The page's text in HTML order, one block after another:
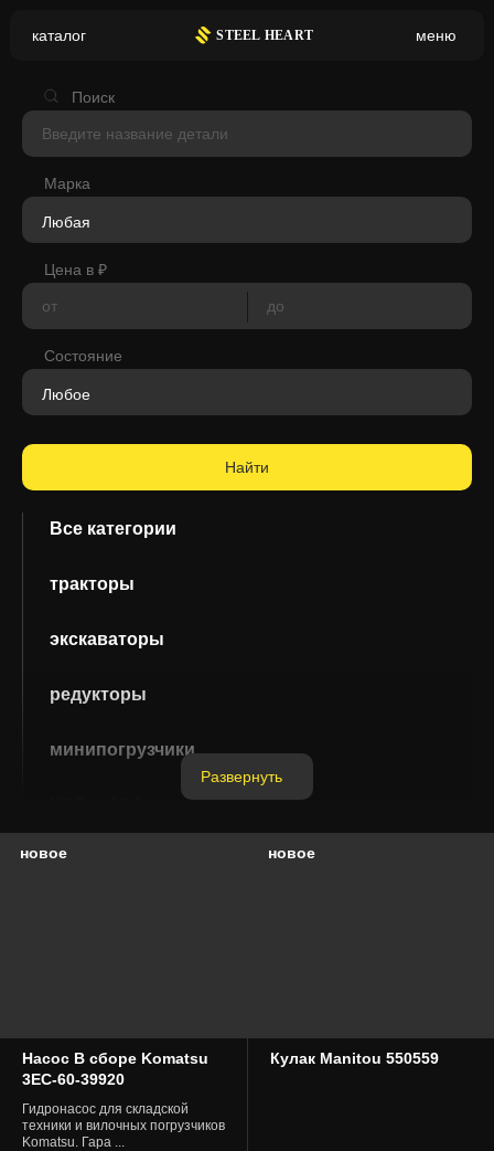
Versatile Vogele
каталог STEEL HEART меню
Поиск
Марка
Цена в ₽
Состояние
Все категории
тракторы
экскаваторы
редукторы
минипогрузчики
экскаваторы-погрузчики
фронтальные погрузчики
складская техника
Развернуть
новое
Насос В сборе Komatsu
3EC-60-39920
Гидронасос для складской
техники и вилочных погрузчиков
Komatsu. Гара ...
новое
Кулак Manitou 550559